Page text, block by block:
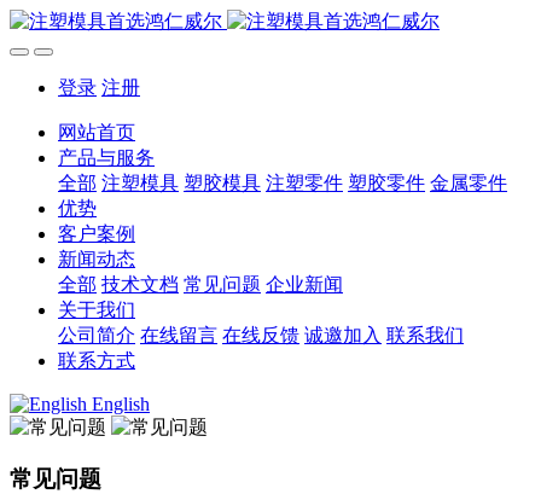
登录 注册
网站首页
产品与服务
全部 注塑模具 塑胶模具 注塑零件 塑胶零件 金属零件
优势
客户案例
新闻动态
全部 技术文档 常见问题 企业新闻
关于我们
公司简介 在线留言 在线反馈 诚邀加入 联系我们
联系方式
English
常见问题